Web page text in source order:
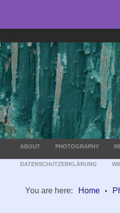
ABOUT PHOTOGRAPHY
DATENSCHUTZERKLÄRUNG
You are here: Home